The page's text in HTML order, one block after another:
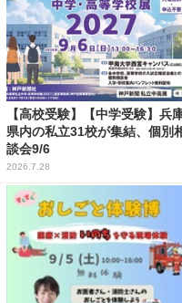
【高校受験】【中学受験】兵
県内の私立31校が集結、個別
談会9/6
2026.7.28